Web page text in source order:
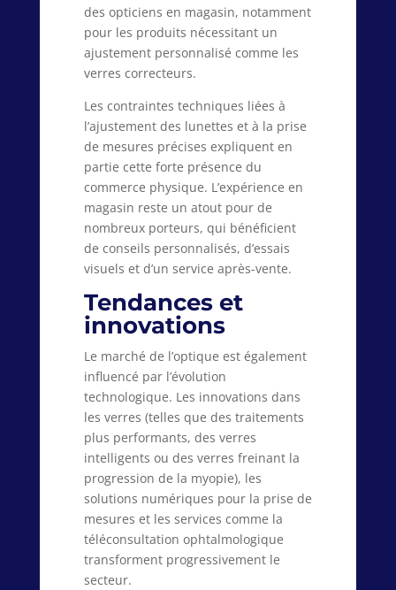
des opticiens en magasin, notamment
pour les produits nécessitant un
ajustement personnalisé comme les
verres correcteurs.
Les contraintes techniques liées à
l’ajustement des lunettes et à la prise
de mesures précises expliquent en
partie cette forte présence du
commerce physique. L’expérience en
magasin reste un atout pour de
nombreux porteurs, qui bénéficient
de conseils personnalisés, d’essais
visuels et d’un service après-vente.
Tendances et
innovations
Le marché de l’optique est également
influencé par l’évolution
technologique. Les innovations dans
les verres (telles que des traitements
plus performants, des verres
intelligents ou des verres freinant la
progression de la myopie), les
solutions numériques pour la prise de
mesures et les services comme la
téléconsultation ophtalmologique
transforment progressivement le
secteur.